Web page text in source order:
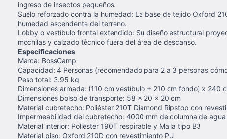
ingreso de insectos pequeños.
Suelo reforzado contra la humedad: La base de tejido Oxford
humedad ascendente del terreno.
Lobby o vestíbulo frontal extendido: Su diseño estructural
mochilas y calzado técnico fuera del área de descanso.
Especificaciones
Marca: BossCamp
Capacidad: 4 Personas (recomendado para 2 a 3 personas
Peso total: 3.95 kg
Dimensiones armada: (110 cm vestíbulo + 210 cm fondo) x 240
Dimensiones bolso de transporte: 58 x 20 x 20 cm
Material cubretecho: Poliéster 210T Diamond Ripstop con
Impermeabilidad del cubretecho: 4000 mm de columna de agua
Material interior: Poliéster 190T respirable y Malla tipo B3
Material piso: Oxford 210D con revestimiento PU